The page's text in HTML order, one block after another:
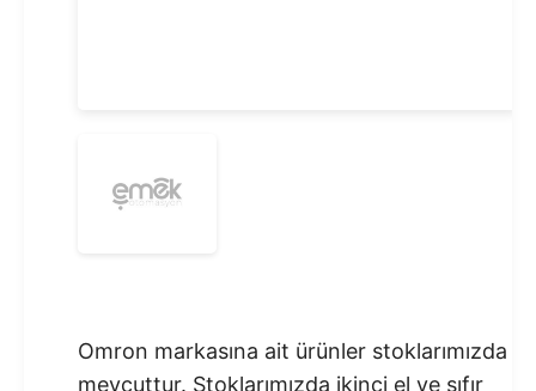
Omron markasına ait ürünler stoklarımızda
mevcuttur. Stoklarımızda ikinci el ve sıfır